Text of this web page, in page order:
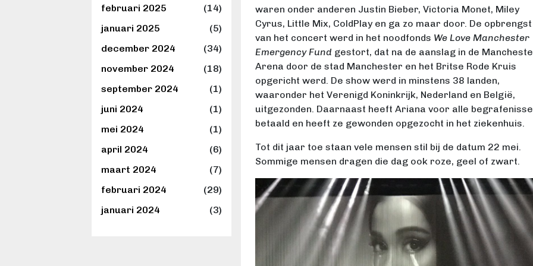
februari 2025
(14)
januari 2025
(5)
december 2024
(34)
november 2024
(18)
september 2024
(1)
juni 2024
(1)
mei 2024
(1)
april 2024
(6)
maart 2024
(7)
februari 2024
(29)
januari 2024
(3)
waren onder anderen Justin Bieber, Victoria Monet, Miley
Cyrus, Little Mix, ColdPlay en ga zo maar door. De opbrengst
van het concert werd in het noodfonds We Love Manchester
Emergency Fund gestort, dat na de aanslag in de
Arena door de stad Manchester en het Britse Rode Kruis
opgericht werd. De show werd in minstens 38 landen,
waaronder het Verenigd Koninkrijk, Nederland en België,
uitgezonden. Daarnaast heeft Ariana voor alle
betaald en heeft ze gewonden opgezocht in het ziekenhuis.
Tot dit jaar toe staan vele mensen stil bij de datum 22 mei.
Sommige mensen dragen die dag ook roze, geel of zwart.